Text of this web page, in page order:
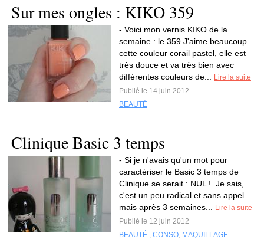
Sur mes ongles : KIKO 359
- Voici mon vernis KIKO de la
semaine : le 359.J'aime beaucoup
cette couleur corail pastel, elle est
très douce et va très bien avec
différentes couleurs de...
Lire la suite
Publié le 14 juin 2012
BEAUTÉ
Clinique Basic 3 temps
- Si je n'avais qu'un mot pour
caractériser le Basic 3 temps de
Clinique se serait : NUL !. Je sais,
c'est un peu radical et sans appel
mais après 3 semaines...
Lire la suite
Publié le 12 juin 2012
BEAUTÉ , CONSO, MAQUILLAGE